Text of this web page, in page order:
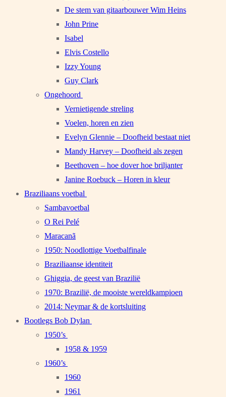
De stem van gitaarbouwer Wim Heins
John Prine
Isabel
Elvis Costello
Izzy Young
Guy Clark
Ongehoord
Vernietigende streling
Voelen, horen en zien
Evelyn Glennie – Doofheid bestaat niet
Mandy Harvey – Doofheid als zegen
Beethoven – hoe dover hoe briljanter
Janine Roebuck – Horen in kleur
Braziliaans voetbal
Sambavoetbal
O Rei Pelé
Maracanã
1950: Noodlottige Voetbalfinale
Braziliaanse identiteit
Ghiggia, de geest van Brazilië
1970: Brazilië, de mooiste wereldkampioen
2014: Neymar & de kortsluiting
Bootlegs Bob Dylan
1950’s
1958 & 1959
1960’s
1960
1961